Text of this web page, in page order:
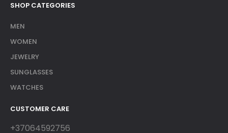
SHOP CATEGORIES
MEN
WOMEN
JEWELRY
SUNGLASSES
WATCHES
CUSTOMER CARE
+37064592756